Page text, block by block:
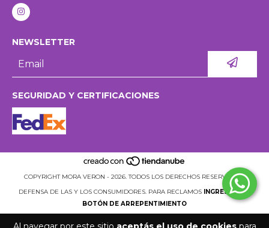
NEWSLETTER
SEGURIDAD Y CERTIFICACIONES
COPYRIGHT MORA VERON - 2026. TODOS LOS DERECHOS RESERVADOS.
DEFENSA DE LAS Y LOS CONSUMIDORES. PARA RECLAMOS
INGRESÁ ACÁ.
BOTÓN DE ARREPENTIMIENTO